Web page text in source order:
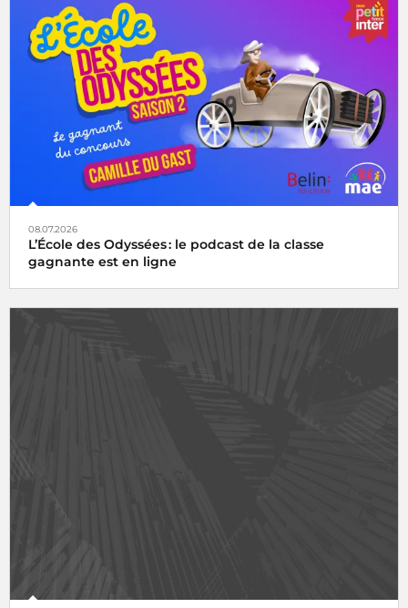
08.07.2026
L’École des Odyssées : le podcast de la classe
gagnante est en ligne